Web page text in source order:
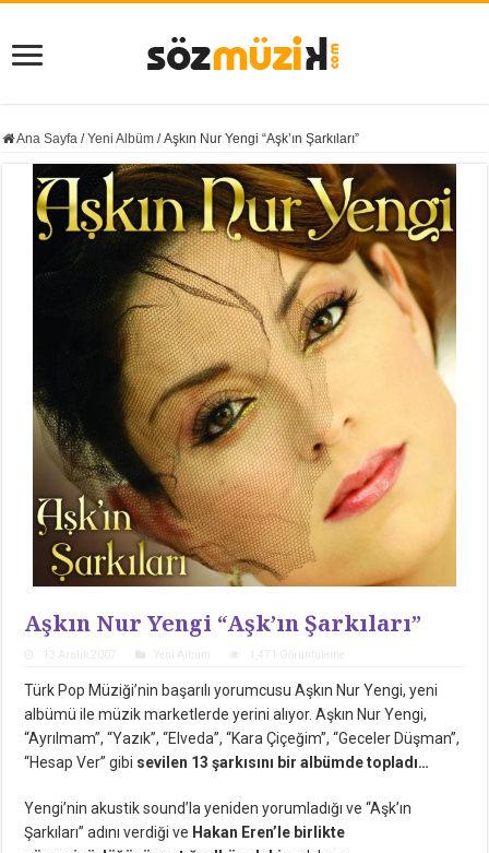
Ana Sayfa / Yeni Albüm / Aşkın Nur Yengi “Aşk’ın Şarkıları”
Aşkın Nur Yengi “Aşk’ın Şarkıları”
Türk Pop Müziği’nin başarılı yorumcusu Aşkın Nur Yengi, yeni
albümü ile müzik marketlerde yerini alıyor. Aşkın Nur Yengi,
“Ayrılmam”, “Yazık”, “Elveda”, “Kara Çiçeğim”, “Geceler Düşman”,
“Hesap Ver” gibi sevilen 13 şarkısını bir albümde topladı…
Yengi’nin akustik sound’la yeniden yorumladığı ve “Aşk’ın
Şarkıları” adını verdiği ve Hakan Eren’le birlikte